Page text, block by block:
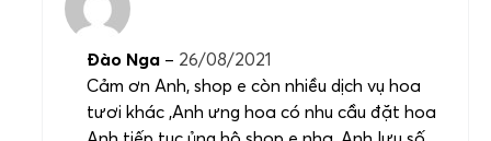
Đào Nga – 26/08/2021
Cảm ơn Anh, shop e còn nhiều dịch vụ hoa
tươi khác ,Anh ưng hoa có nhu cầu đặt hoa